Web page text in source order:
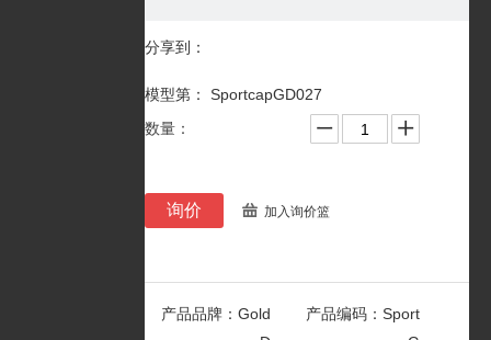
分享到：
模型第： SportcapGD027
数量：
询价 加入询价篮
产品品牌： Gold
产品编码：Sport